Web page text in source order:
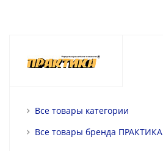
Все товары категории
Все товары бренда ПРАКТИКА